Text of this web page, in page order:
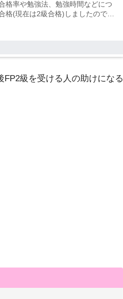
格率や勉強法、勉強時間などにつ
格(現在は2級合格)しましたので、
級を受ける人の助けになる